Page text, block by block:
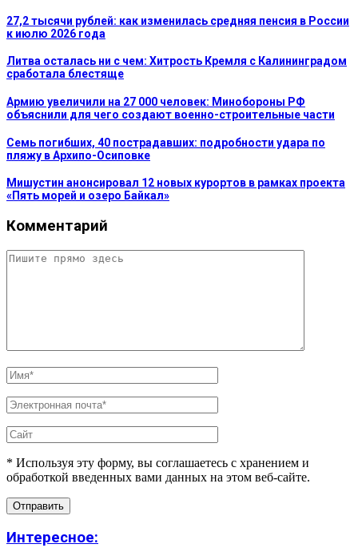
27,2 тысячи рублей: как изменилась средняя пенсия в России
к июлю 2026 года
Литва осталась ни с чем: Хитрость Кремля с Калининградом
сработала блестяще
Армию увеличили на 27 000 человек: Минобороны РФ
объяснили для чего создают военно-строительные части
Семь погибших, 40 пострадавших: подробности удара по
пляжу в Архипо-Осиповке
Мишустин анонсировал 12 новых курортов в рамках проекта
«Пять морей и озеро Байкал»
Комментарий
* Используя эту форму, вы соглашаетесь с хранением и
обработкой введенных вами данных на этом веб-сайте.
Интересное: